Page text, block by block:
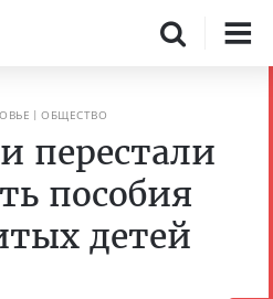
ОБЩЕСТВО
перестали
пособия
детей